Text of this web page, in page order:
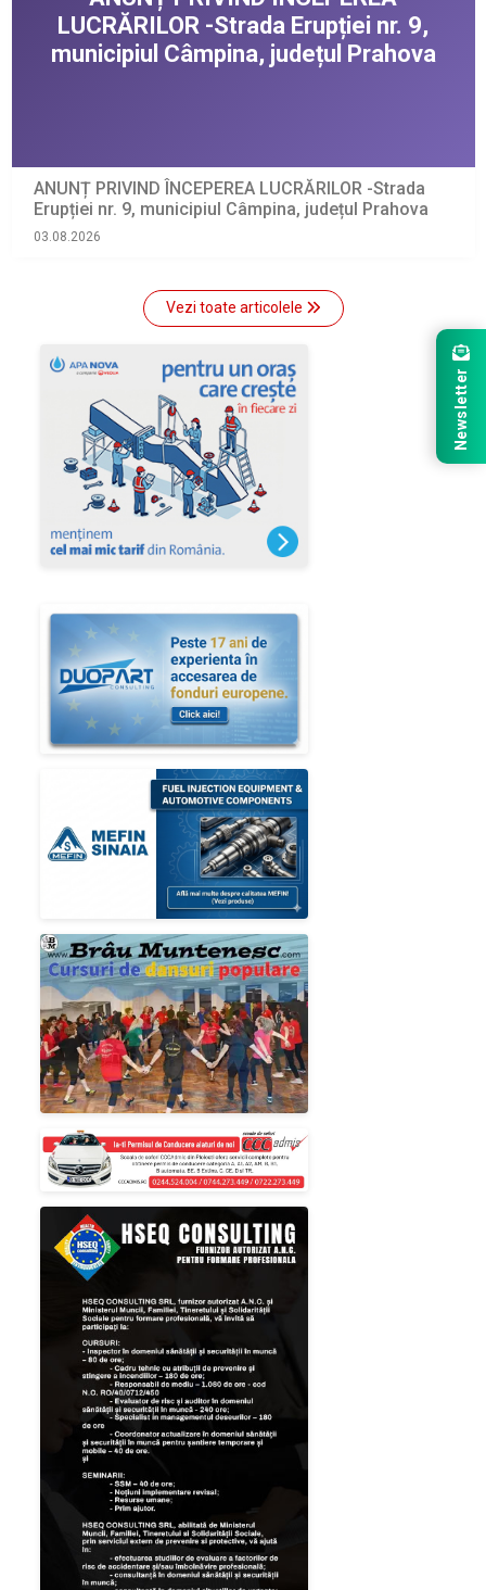
ANUNȚ PRIVIND ÎNCEPEREA LUCRĂRILOR -Strada
Erupției nr. 9, municipiul Câmpina, județul Prahova
03.08.2026
Vezi toate articolele
Newsletter